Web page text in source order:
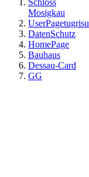
Mosigkau
UserPagetugrisu
DatenSchutz
HomePage
Bauhaus
Dessau-Card
GG